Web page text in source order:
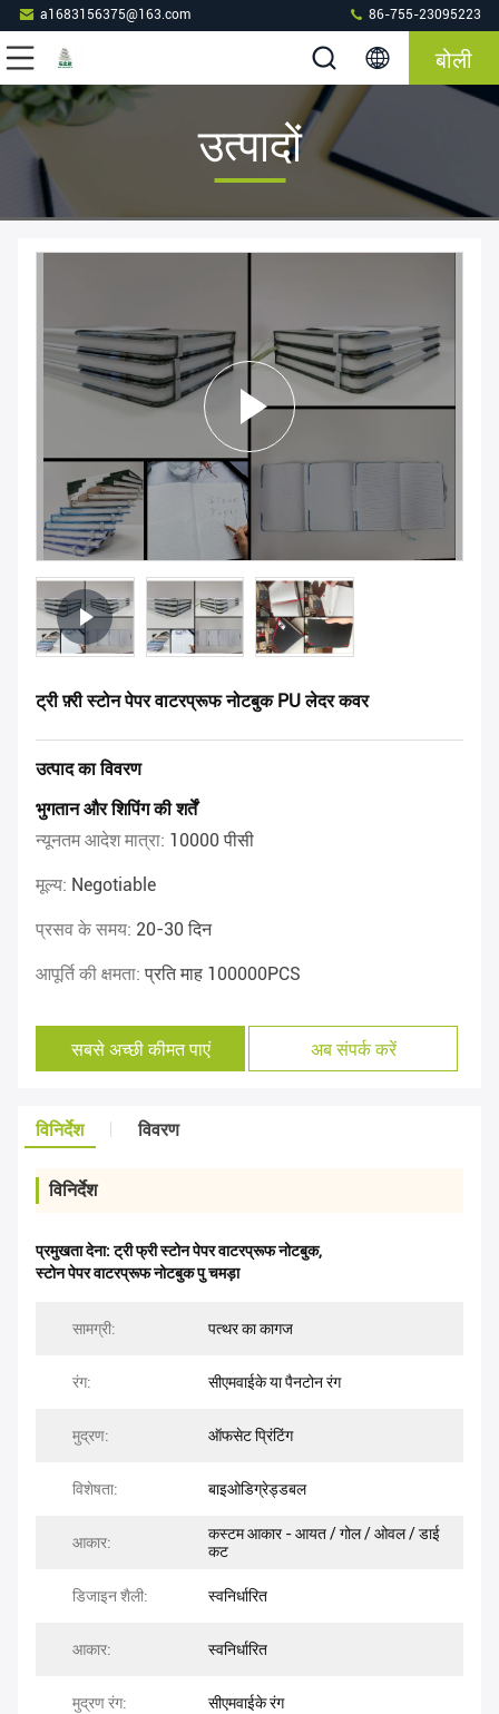
a1683156375@163.com 86-755-23095223
बोली
उत्पादों
ट्री फ़्री स्टोन पेपर वाटरप्रूफ नोटबुक PU लेदर कवर
उत्पाद का विवरण
भुगतान और शिपिंग की शर्तें
न्यूनतम आदेश मात्रा: 10000 पीसी
मूल्य: Negotiable
प्रसव के समय: 20-30 दिन
आपूर्ति की क्षमता:प्रति माह 100000PCS
सबसे अच्छी कीमत पाएं अब संपर्क करें
विनिर्देश विवरण
विनिर्देश
प्रमुखता देना:ट्री फ्री स्टोन पेपर वाटरप्रूफ नोटबुक,
स्टोन पेपर वाटरप्रूफ नोटबुक पु चमड़ा
सामग्री: पत्थर का कागज
रंग: सीएमवाईके या पैनटोन रंग
मुद्रण: ऑफसेट प्रिंटिंग
विशेषता: बाइओडिग्रेड्डबल
आकार:
कस्टम आकार - आयत / गोल / ओवल / डाई
कट
डिजाइन शैली: स्वनिर्धारित
आकार: स्वनिर्धारित
मुद्रण रंग: सीएमवाईके रंग